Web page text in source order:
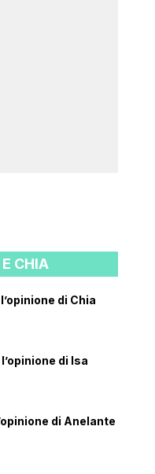
CHIA
di Chia
di Isa
di Anelante